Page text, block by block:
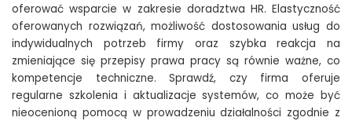
oferować wsparcie w zakresie doradztwa HR. Elastyczność
oferowanych rozwiązań, możliwość dostosowania usług do
indywidualnych potrzeb firmy oraz szybka reakcja na
zmieniające się przepisy prawa pracy są równie ważne, co
kompetencje techniczne. Sprawdź, czy firma oferuje
regularne szkolenia i aktualizacje systemów, co może być
nieocenioną pomocą w prowadzeniu działalności zgodnie z